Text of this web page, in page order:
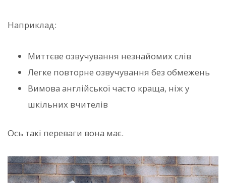
Наприклад:
Миттєве озвучування незнайомих слів
Легке повторне озвучування без обмежень
Вимова англійської часто краща, ніж у
шкільних вчителів
Ось такі переваги вона має.